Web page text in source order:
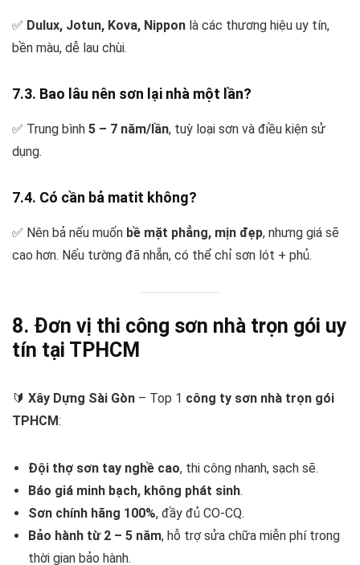
✅ Dulux, Jotun, Kova, Nippon là các thương hiệu uy tín,
bền màu, dễ lau chùi.
7.3. Bao lâu nên sơn lại nhà một lần?
✅ Trung bình 5 – 7 năm/lần, tuỳ loại sơn và điều kiện sử
dụng.
7.4. Có cần bả matit không?
✅ Nên bả nếu muốn bề mặt phẳng, mịn đẹp, nhưng giá sẽ
cao hơn. Nếu tường đã nhẵn, có thể chỉ sơn lót + phủ.
8. Đơn vị thi công sơn nhà trọn gói uy
tín tại TPHCM
🔰 Xây Dựng Sài Gòn – Top 1 công ty sơn nhà trọn gói
TPHCM:
Đội thợ sơn tay nghề cao, thi công nhanh, sạch sẽ.
Báo giá minh bạch, không phát sinh.
Sơn chính hãng 100%, đầy đủ CO-CQ.
Bảo hành từ 2 – 5 năm, hỗ trợ sửa chữa miễn phí trong
thời gian bảo hành.